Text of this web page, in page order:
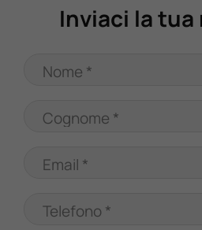
Inviaci la
Nome *
Cognome *
Email *
Telefono *